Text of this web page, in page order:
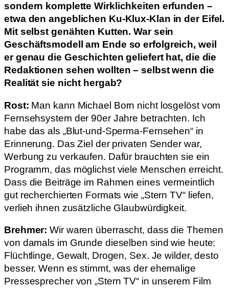
sondern komplette Wirklichkeiten erfunden –
etwa den angeblichen Ku-Klux-Klan in der Eifel.
Mit selbst genähten Kutten. War sein
Geschäftsmodell am Ende so erfolgreich, weil
er genau die Geschichten geliefert hat, die die
Redaktionen sehen wollten – selbst wenn die
Realität sie nicht hergab?
Rost: Man kann Michael Born nicht losgelöst vom
Fernsehsystem der 90er Jahre betrachten. Ich
habe das als „Blut-und-Sperma-Fernsehen“ in
Erinnerung. Das Ziel der privaten Sender war,
Werbung zu verkaufen. Dafür brauchten sie ein
Programm, das möglichst viele Menschen erreicht.
Dass die Beiträge im Rahmen eines vermeintlich
gut recherchierten Formats wie „Stern TV“ liefen,
verlieh ihnen zusätzliche Glaubwürdigkeit.
Brehmer:Wir waren überrascht, dass die Themen
von damals im Grunde dieselben sind wie heute:
Flüchtlinge, Gewalt, Drogen, Sex. Je wilder, desto
besser. Wenn es stimmt, was der ehemalige
Pressesprecher von „Stern TV“ in unserem Film